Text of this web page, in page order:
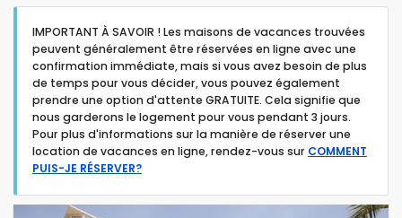
Type d'hébergement
Personnes
IMPORTANT À SAVOIR ! Les maisons de vacances trouvées
peuvent généralement être réservées en ligne avec une
confirmation immédiate, mais si vous avez besoin de plus
de temps pour vous décider, vous pouvez également
prendre une option d'attente GRATUITE. Cela signifie que
nous garderons le logement pour vous pendant 3 jours.
Pour plus d'informations sur la manière de réserver une
location de vacances en ligne, rendez-vous sur COMMENT
PUIS-JE RÉSERVER?